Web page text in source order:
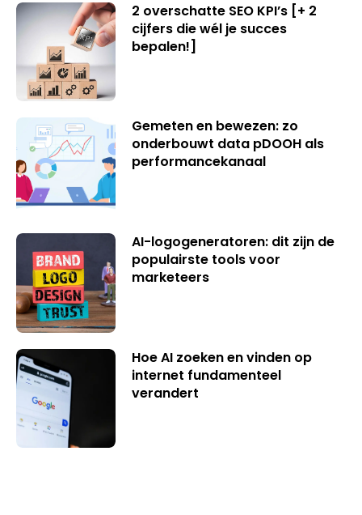
2 overschatte SEO KPI’s [+ 2
cijfers die wél je succes
bepalen!]
Gemeten en bewezen: zo
onderbouwt data pDOOH als
performancekanaal
AI-logogeneratoren: dit zijn de
populairste tools voor
marketeers
Hoe AI zoeken en vinden op
internet fundamenteel
verandert